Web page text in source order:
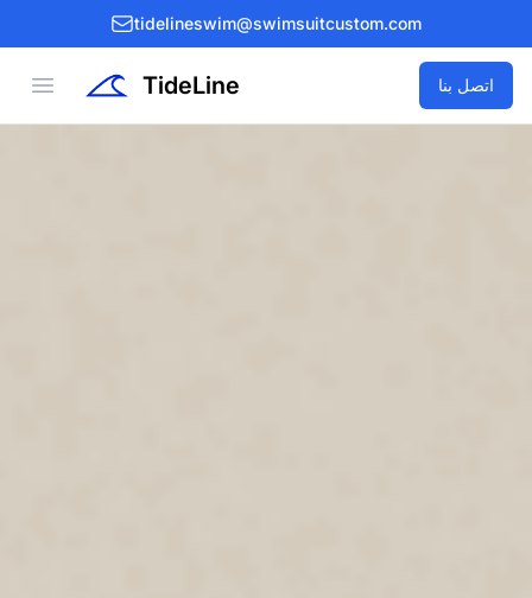
tidelineswim@swimsuitcustom.com
Open menu TideLine اتصل بنا